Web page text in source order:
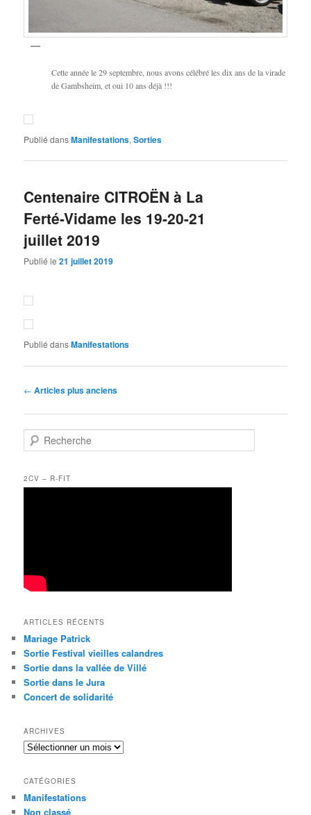
Cette année le 29 septembre, nous avons célébré les dix ans de la virade
de Gambsheim, et oui 10 ans déjà !!!
Publié dansManifestations,Sorties
Centenaire CITROËN à La
Ferté-Vidame les 19-20-21
juillet 2019
Publié le21 juillet 2019
Publié dansManifestations
Navigation
articles
← Articles plus anciens
e
h
e
2CV – R-FIT
ARTICLES RÉCENTS
Mariage Patrick
Sortie Festival vieilles calandres
Sortie dans la vallée de Villé
Sortie dans le Jura
Concert de solidarité
ARCHIVES
Archives
CATÉGORIES
Manifestations
Non classé